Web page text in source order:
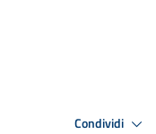
Condividi